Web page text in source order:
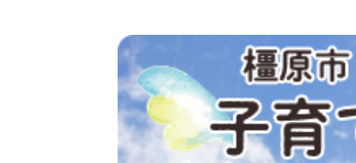
2
枚
目
の